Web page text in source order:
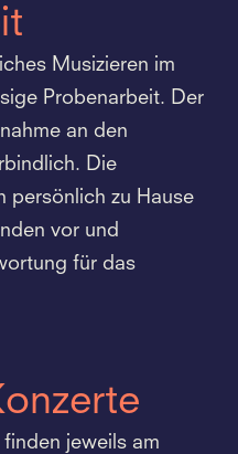
Musizieren im
Probenarbeit. Der
an den
Die
persönlich zu Hause
vor und
für das
jeweils am